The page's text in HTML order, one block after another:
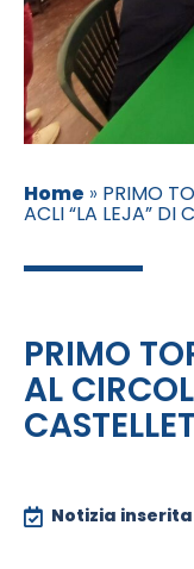
Home » PRIMO
ACLI “LA LEJA” DI
PRIMO
AL
Notizia